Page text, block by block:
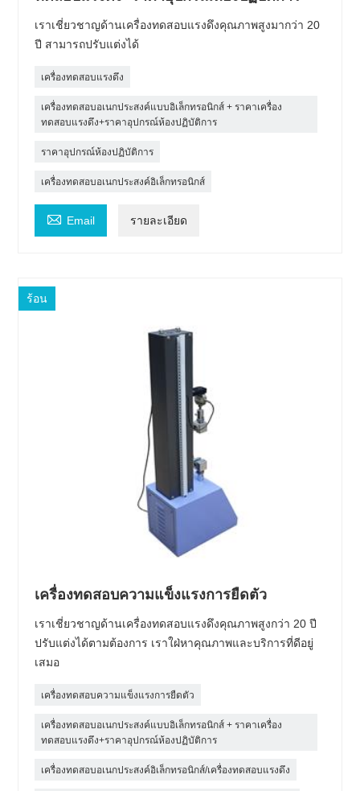
เราเชี่ยวชาญด้านเครื่องทดสอบแรงดึงคุณภาพสูงมากว่า 20
ปี สามารถปรับแต่งได้
เครื่องทดสอบแรงดึง
เครื่องทดสอบอเนกประสงค์แบบอิเล็กทรอนิกส์ + ราคาเครื่อง
ทดสอบแรงดึง+ราคาอุปกรณ์ห้องปฏิบัติการ
ราคาอุปกรณ์ห้องปฏิบัติการ
เครื่องทดสอบอเนกประสงค์อิเล็กทรอนิกส์
 Email รายละเอียด
ร้อน
เครื่องทดสอบความแข็งแรงการยืดตัว
เราเชี่ยวชาญด้านเครื่องทดสอบแรงดึงคุณภาพสูงกว่า 20 ปี
ปรับแต่งได้ตามต้องการ เราใฝ่หาคุณภาพและบริการที่ดีอยู่
เสมอ
เครื่องทดสอบความแข็งแรงการยืดตัว
เครื่องทดสอบอเนกประสงค์แบบอิเล็กทรอนิกส์ + ราคาเครื่อง
ทดสอบแรงดึง+ราคาอุปกรณ์ห้องปฏิบัติการ
เครื่องทดสอบอเนกประสงค์อิเล็กทรอนิกส์/เครื่องทดสอบแรงดึง